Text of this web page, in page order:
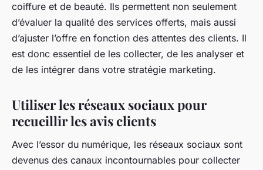
coiffure et de beauté. Ils permettent non seulement
d’évaluer la qualité des services offerts, mais aussi
d’ajuster l’offre en fonction des attentes des clients. Il
est donc essentiel de les collecter, de les analyser et
de les intégrer dans votre stratégie marketing.
Utiliser les réseaux sociaux pour
recueillir les avis clients
Avec l’essor du numérique, les réseaux sociaux sont
devenus des canaux incontournables pour collecter